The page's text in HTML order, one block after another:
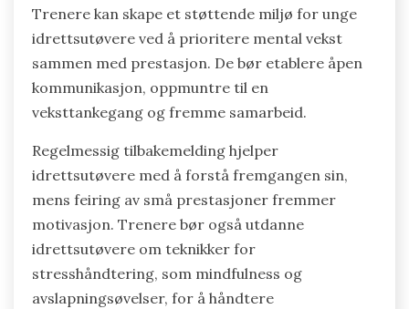
regelmessig refleksjon over prestasjonen
hjelper med å opprettholde perspektivet. I
tillegg fremmer et støttende miljø åpen
kommunikasjon om utfordringer og
prestasjoner. Å inkorporere mindfulness-
og til slutt fremme både prestasjon og mental
velvære.
Hvordan kan trenere skape et
støttende miljø for unge
idrettsutøvere?